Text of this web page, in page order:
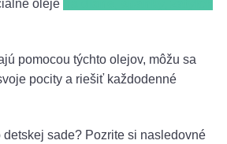
oleje
pomocou týchto olejov, môžu sa
pocity a riešiť každodenné
sade? Pozrite si nasledovné